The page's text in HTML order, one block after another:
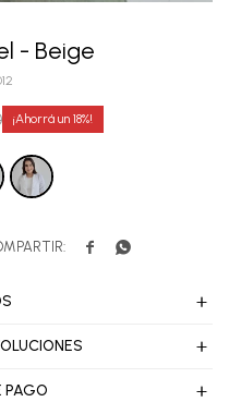
- Beige
18
 
PAGO